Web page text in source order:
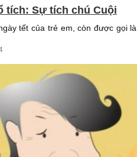
tích: Sự tích chú Cuội
tết của trẻ em, còn được gọi